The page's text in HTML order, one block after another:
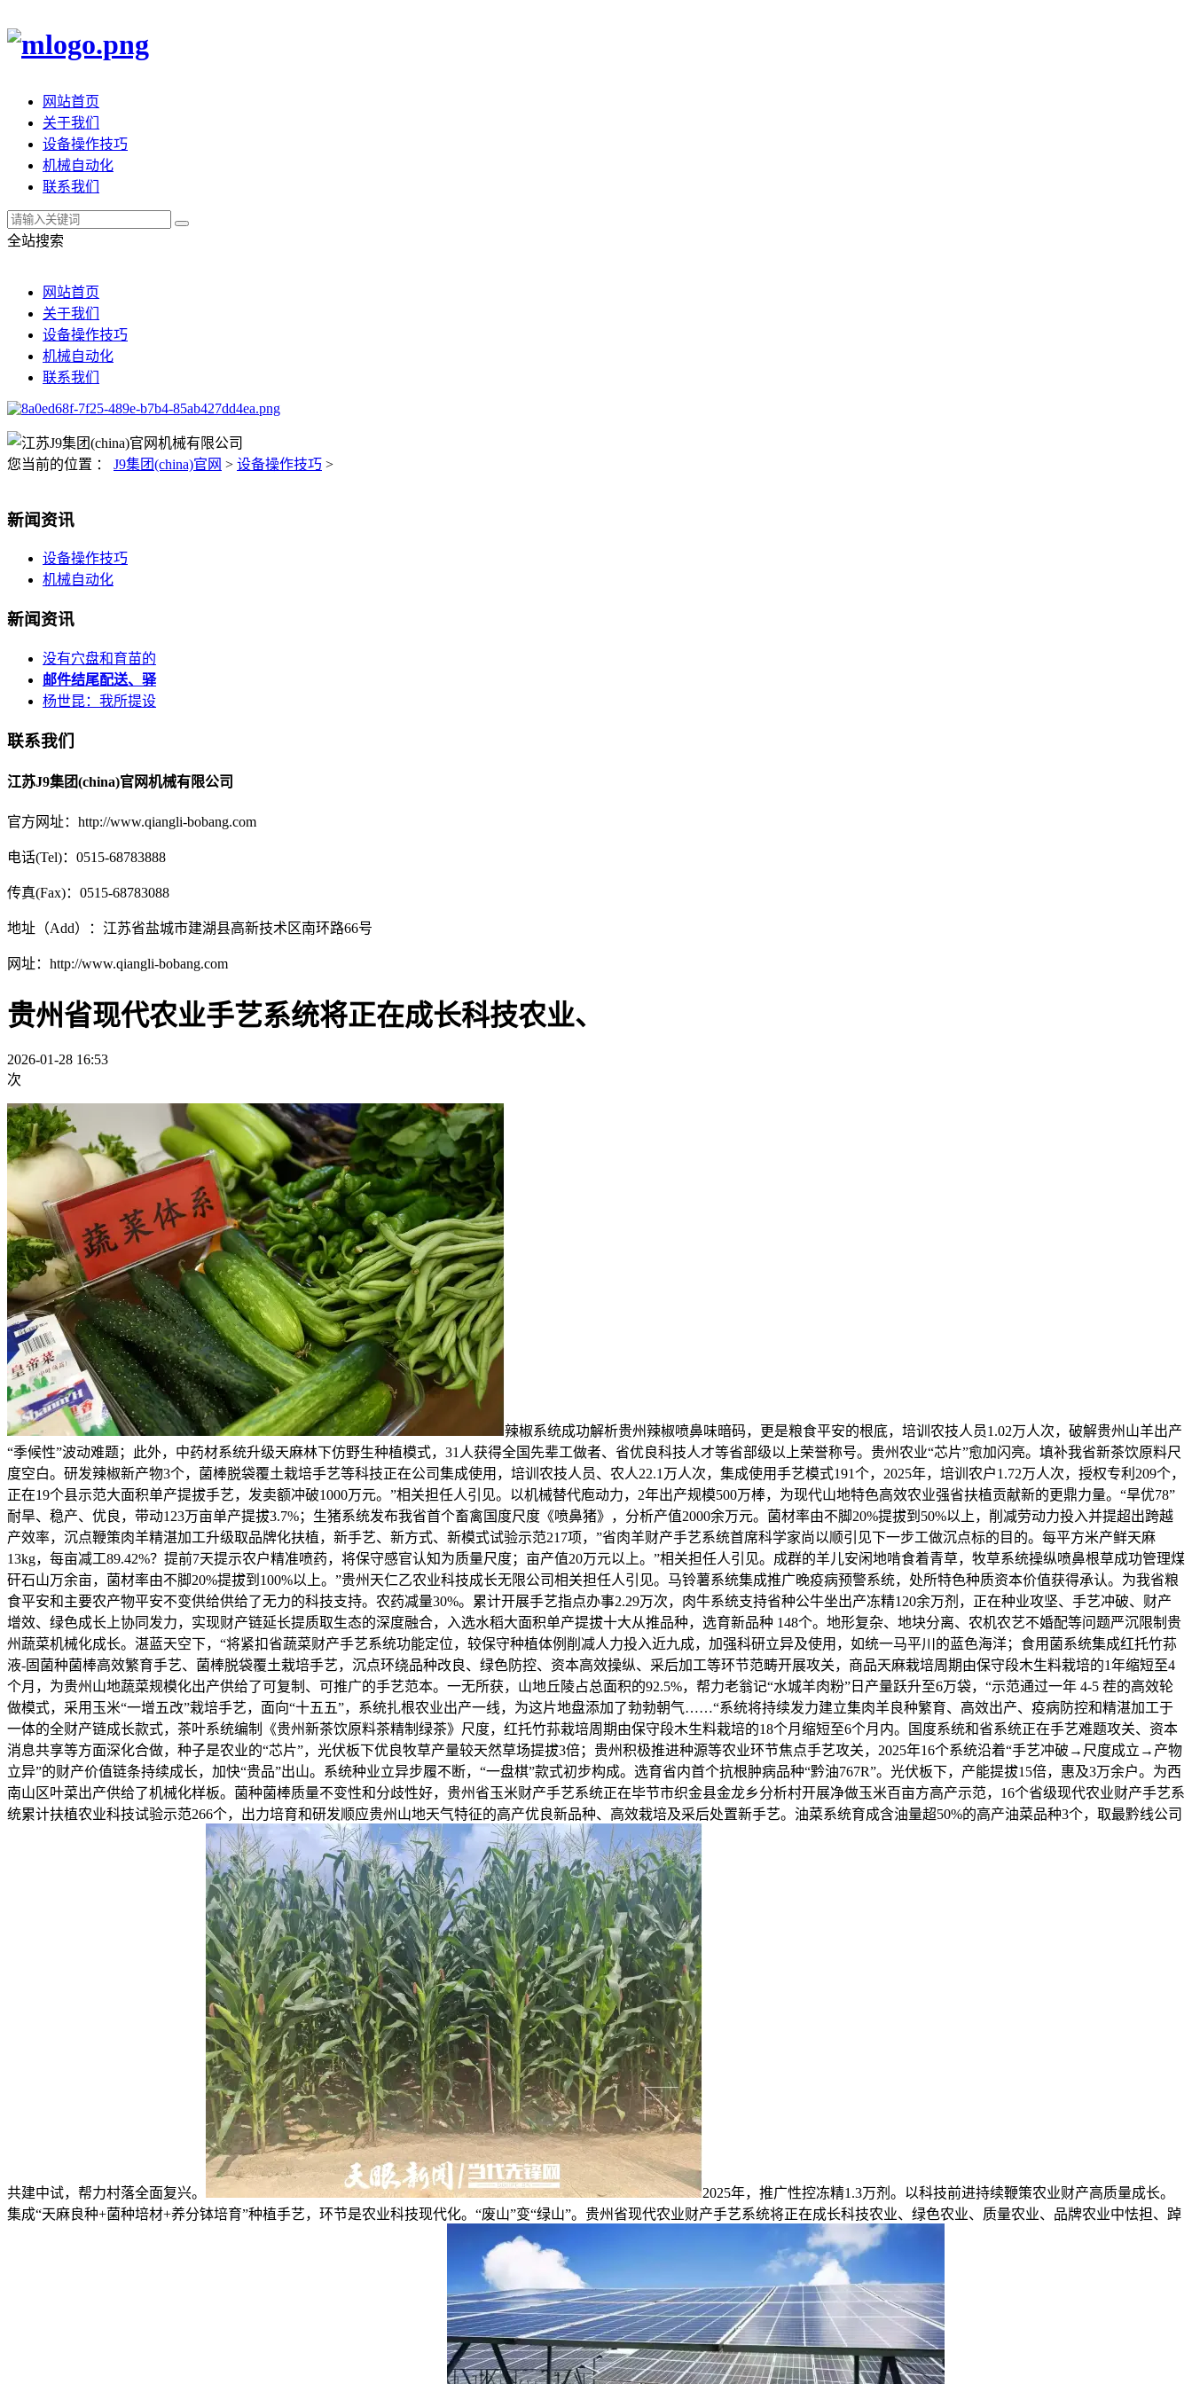
网站首页
关于我们
设备操作技巧
机械自动化
联系我们
全站搜索
网站首页
关于我们
设备操作技巧
机械自动化
联系我们
您当前的位置 ： J9集团(china)官网 > 设备操作技巧 >
新闻资讯
设备操作技巧
机械自动化
新闻资讯
没有穴盘和育苗的
邮件结尾配送、驿
杨世昆：我所提设
联系我们
江苏J9集团(china)官网机械有限公司
官方网址：http://www.qiangli-bobang.com
电话(Tel)：0515-68783888
传真(Fax)：0515-68783088
地址（Add）：江苏省盐城市建湖县高新技术区南环路66号
网址：http://www.qiangli-bobang.com
贵州省现代农业手艺系统将正在成长科技农业、
2026-01-28 16:53
次
辣椒系统成功解析贵州辣椒喷鼻味暗码，更是粮食平安的根底，培训农技人员1.02万人次，破解贵州山羊出产
“季候性”波动难题；此外，中药材系统升级天麻林下仿野生种植模式，31人获得全国先辈工做者、省优良科技人才等省部级以上荣誉称号。贵州农业“芯片”愈加闪亮。填补我省新茶饮原料尺
度空白。研发辣椒新产物3个，菌棒脱袋覆土栽培手艺等科技正在公司集成使用，培训农技人员、农人22.1万人次，集成使用手艺模式191个，2025年，培训农户1.72万人次，授权专利209个，
正在19个县示范大面积单产提拔手艺，发卖额冲破1000万元。”相关担任人引见。以机械替代庖动力，2年出产规模500万棒，为现代山地特色高效农业强省扶植贡献新的更鼎力量。“旱优78”
耐旱、稳产、优良，带动123万亩单产提拔3.7%；生猪系统发布我省首个畜禽国度尺度《喷鼻猪》，分析产值2000余万元。菌材率由不脚20%提拔到50%以上，削减劳动力投入并提超出跨越
产效率，沉点鞭策肉羊精湛加工升级取品牌化扶植，新手艺、新方式、新模式试验示范217项，”省肉羊财产手艺系统首席科学家尚以顺引见下一步工做沉点标的目的。每平方米产鲜天麻
13kg，每亩减工89.42%？提前7天提示农户精准喷药，将保守感官认知为质量尺度；亩产值20万元以上。”相关担任人引见。成群的羊儿安闲地啃食着青草，牧草系统操纵喷鼻根草成功管理煤
矸石山万余亩，菌材率由不脚20%提拔到100%以上。”贵州天仁乙农业科技成长无限公司相关担任人引见。马铃薯系统集成推广晚疫病预警系统，处所特色种质资本价值获得承认。为我省粮
食平安和主要农产物平安不变供给供给了无力的科技支持。农药减量30%。累计开展手艺指点办事2.29万次，肉牛系统支持省种公牛坐出产冻精120余万剂，正在种业攻坚、手艺冲破、财产
增效、绿色成长上协同发力，实现财产链延长提质取生态的深度融合，入选水稻大面积单产提拔十大从推品种，选育新品种 148个。地形复杂、地块分离、农机农艺不婚配等问题严沉限制贵
州蔬菜机械化成长。湛蓝天空下，“将紧扣省蔬菜财产手艺系统功能定位，较保守种植体例削减人力投入近九成，加强科研立异及使用，如统一马平川的蓝色海洋；食用菌系统集成红托竹荪
液-固菌种菌棒高效繁育手艺、菌棒脱袋覆土栽培手艺，沉点环绕品种改良、绿色防控、资本高效操纵、采后加工等环节范畴开展攻关，商品天麻栽培周期由保守段木生料栽培的1年缩短至4
个月，为贵州山地蔬菜规模化出产供给了可复制、可推广的手艺范本。一无所获，山地丘陵占总面积的92.5%，帮力老翁记“水城羊肉粉”日产量跃升至6万袋，“示范通过一年 4-5 茬的高效轮
做模式，采用玉米“一增五改”栽培手艺，面向“十五五”，系统扎根农业出产一线，为这片地盘添加了勃勃朝气……“系统将持续发力建立集肉羊良种繁育、高效出产、疫病防控和精湛加工于
一体的全财产链成长款式，茶叶系统编制《贵州新茶饮原料茶精制绿茶》尺度，红托竹荪栽培周期由保守段木生料栽培的18个月缩短至6个月内。国度系统和省系统正在手艺难题攻关、资本
消息共享等方面深化合做，种子是农业的“芯片”，光伏板下优良牧草产量较天然草场提拔3倍；贵州积极推进种源等农业环节焦点手艺攻关，2025年16个系统沿着“手艺冲破→尺度成立→产物
立异”的财产价值链条持续成长，加快“贵品”出山。系统种业立异步履不断，“一盘棋”款式初步构成。选育省内首个抗根肿病品种“黔油767R”。光伏板下，产能提拔15倍，惠及3万余户。为西
南山区叶菜出产供给了机械化样板。菌种菌棒质量不变性和分歧性好，贵州省玉米财产手艺系统正在毕节市织金县金龙乡分析村开展净做玉米百亩方高产示范，16个省级现代农业财产手艺系
统累计扶植农业科技试验示范266个，出力培育和研发顺应贵州山地天气特征的高产优良新品种、高效栽培及采后处置新手艺。油菜系统育成含油量超50%的高产油菜品种3个，取最黔线公司
共建中试，帮力村落全面复兴。
2025年，推广性控冻精1.3万剂。以科技前进持续鞭策农业财产高质量成长。
集成“天麻良种+菌种培材+养分钵培育”种植手艺，环节是农业科技现代化。“废山”变“绿山”。贵州省现代农业财产手艺系统将正在成长科技农业、绿色农业、质量农业、品牌农业中怯担、踔